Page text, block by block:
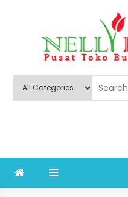
Nelly Florist